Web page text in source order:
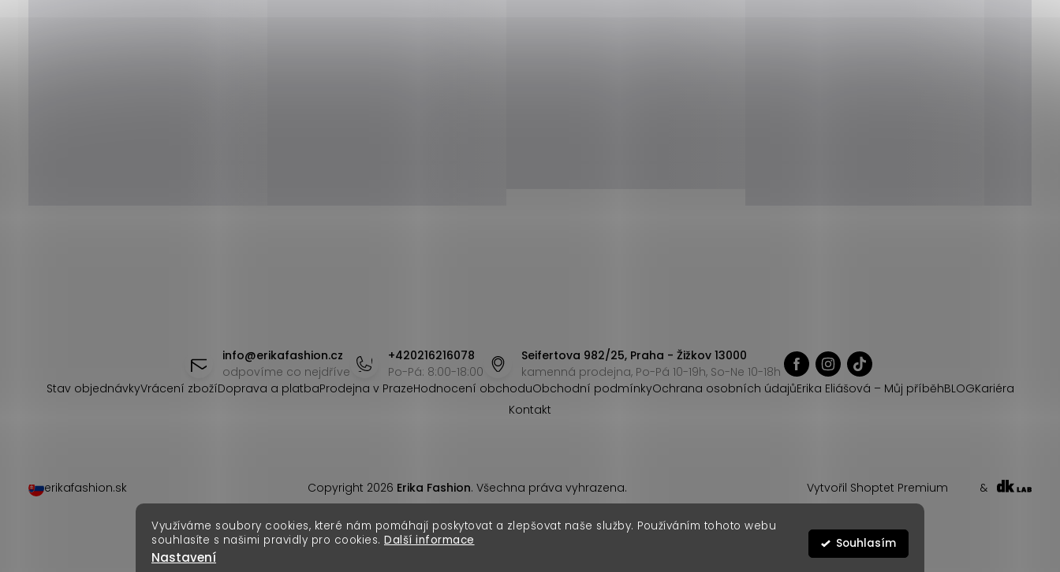
Využíváme soubory cookies, které nám pomáhají poskytovat a zlepšovat naše služby. Používáním tohoto webu
souhlasíte s našimi pravidly pro cookies. Další informace
Nastavení
Souhlasím
info@erikafashion.cz
odpovíme co nejdříve
+420216216078
Po-Pá: 8:00-18:00
Seifertova 982/25, Praha - Žižkov 13000
kamenná prodejna, Po-Pá 10-19h, So-Ne 10-18h
Stav objednávkyVrácení zbožíDoprava a platbaProdejna v PrazeHodnocení obchoduObchodní podmínkyOchrana osobních údajůErika Eliášová – Můj příběhBLOGKariéra
Kontakt
Vytvořil Shoptet Premium &
Copyright 2026 Erika Fashion. Všechna práva vyhrazena.
erikafashion.sk